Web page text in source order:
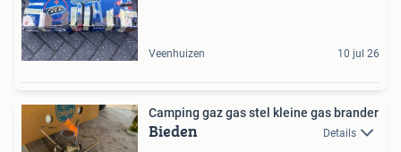
Veenhuizen 10 jul 26
Camping gaz gas stel kleine gas brander
Bieden Details